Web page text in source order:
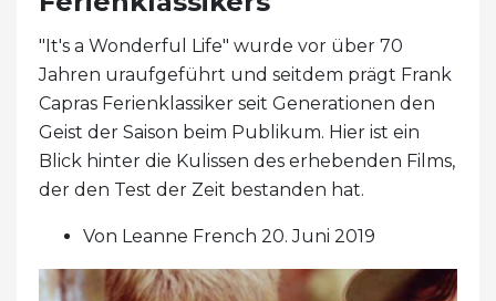
"It's a Wonderful Life" wurde vor über 70
Jahren uraufgeführt und seitdem prägt Frank
Capras Ferienklassiker seit Generationen den
Geist der Saison beim Publikum. Hier ist ein
Blick hinter die Kulissen des erhebenden Films,
der den Test der Zeit bestanden hat.
Von Leanne French 20. Juni 2019